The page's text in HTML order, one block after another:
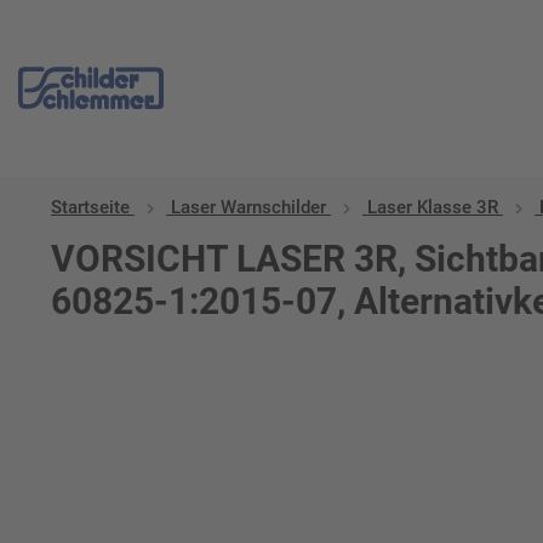
Startseite Laser Warnschilder Laser Klasse 3R
VORSICHT LASER 3R,
60825-1:2015-07,